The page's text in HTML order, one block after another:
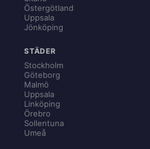
Östergötland
Uppsala
Jönköping
STÄDER
Stockholm
Göteborg
Malmö
Uppsala
Linköping
Örebro
Sollentuna
Umeå